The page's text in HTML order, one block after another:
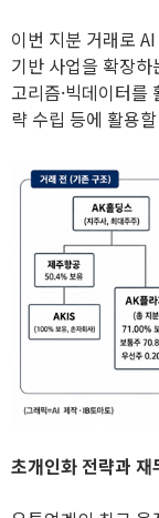
이번 지분 거래로
기반 사업을 확장
고리즘·빅데이터를
략 수립 등에 활용
초개인화 전략과